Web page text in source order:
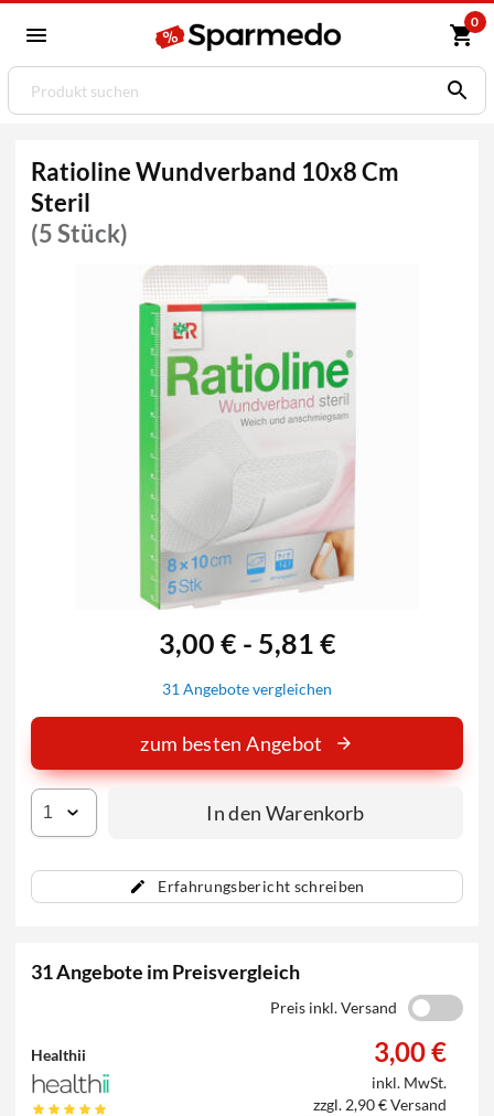
0
Ratioline Wundverband 10x8 Cm
Steril
(5 Stück)
Erfahrungsbericht schreiben
3,00 € - 5,81 €
31 Angebote vergleichen
zum besten Angebot
In den Warenkorb
31 Angebote im Preisvergleich
Preis inkl. Versand
Healthii 3,00 €
inkl. MwSt.
zzgl. 2,90 € Versand